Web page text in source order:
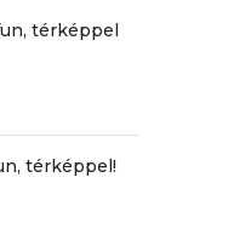
térképpel
térképpel!